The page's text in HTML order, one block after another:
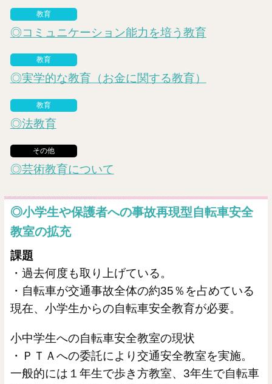
教育
◎コミュニケーション能力を培う教育
教育
◎実学的な教育（お金に関する教育）
教育
◎法教育
その他
◎芸術教育について
◎小学生や保護者への事故再現型自転車安全
教室の拡充
課題
・過去何度も取り上げている。
・自転車が交通事故全体の約35％を占めている
現在、小学生からの自転車安全教育が必要。
小中学生への自転車安全教室の現状
・ＰＴＡへの委託により交通安全教室を実施。
一般的には１年生で歩き方教室、3年生で自転車